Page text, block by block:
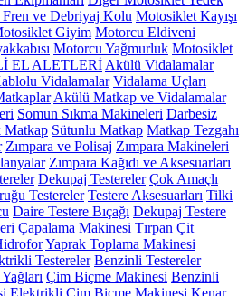
ve Debriyaj Kolu Motosiklet Kayışı
Giyim Motorcu Eldiveni
Motorcu Yağmurluk Motosiklet
EL ALETLERİ Akülü Vidalamalar
Vidalamalar Vidalama Uçları
Akülü Matkap ve Vidalamalar
Somun Sıkma Makineleri Darbesiz
Matkap Sütunlu Matkap Matkap Tezgahı
Zımpara ve Polisaj Zımpara Makineleri
Zımpara Kağıdı ve Aksesuarları
Dekupaj Testereler Çok Amaçlı
Testereler Testere Aksesuarları Tilki
Daire Testere Bıçağı Dekupaj Testere
Çapalama Makinesi Tırpan Çit
Yaprak Toplama Makinesi
Testereler Benzinli Testereler
Çim Biçme Makinesi Benzinli
Elektrikli Çim Biçme Makinesi Kenar